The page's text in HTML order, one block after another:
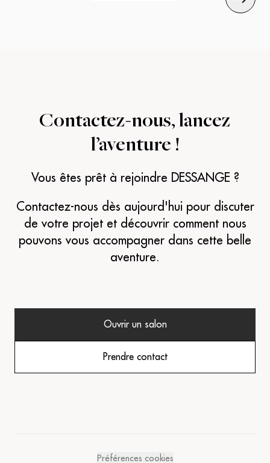
Contactez-nous, lancez
l’aventure !
Vous êtes prêt à rejoindre DESSANGE ?
Contactez-nous dès aujourd'hui pour discuter
de votre projet et découvrir comment nous
pouvons vous accompagner dans cette belle
aventure.
Ouvrir un salon
Prendre contact
Préférences cookies